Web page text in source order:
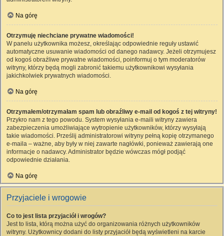
Na górę
Otrzymuję niechciane prywatne wiadomości!
W panelu użytkownika możesz, określając odpowiednie reguły ustawić
automatyczne usuwanie wiadomości od danego nadawcy. Jeżeli otrzymujesz
od kogoś obraźliwe prywatne wiadomości, poinformuj o tym moderatorów
witryny, którzy będą mogli zabronić takiemu użytkownikowi wysyłania
jakichkolwiek prywatnych wiadomości.
Na górę
Otrzymałem/otrzymałam spam lub obraźliwy e-mail od kogoś z tej witryny!
Przykro nam z tego powodu. System wysyłania e-maili witryny zawiera
zabezpieczenia umożliwiające wytropienie użytkowników, którzy wysyłają
takie wiadomości. Prześlij administratorowi witryny pełną kopię otrzymanego
e-maila – ważne, aby były w niej zawarte nagłówki, ponieważ zawierają one
informacje o nadawcy. Administrator będzie wówczas mógł podjąć
odpowiednie działania.
Na górę
Przyjaciele i wrogowie
Co to jest lista przyjaciół i wrogów?
Jest to lista, którą można użyć do organizowania różnych użytkowników
witryny. Użytkownicy dodani do listy przyjaciół będą wyświetleni na karcie